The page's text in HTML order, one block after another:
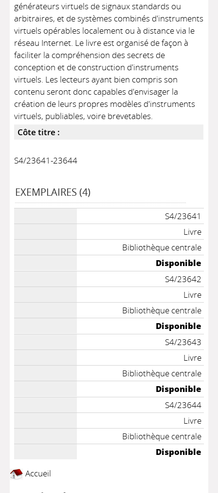
générateurs virtuels de signaux standards ou
arbitraires, et de systèmes combinés d'instruments
virtuels opérables localement ou à distance via le
réseau Internet. Le livre est organisé de façon à
faciliter la compréhension des secrets de
conception et de construction d'instruments
virtuels. Les lecteurs ayant bien compris son
contenu seront donc capables d'envisager la
création de leurs propres modèles d'instruments
virtuels, publiables, voire brevetables.
Côte titre :
S4/23641-23644
EXEMPLAIRES (4)
S4/23641
Livre
Bibliothèque centrale
Disponible
S4/23642
Livre
Bibliothèque centrale
Disponible
S4/23643
Livre
Bibliothèque centrale
Disponible
S4/23644
Livre
Bibliothèque centrale
Disponible
Accueil